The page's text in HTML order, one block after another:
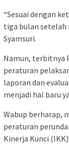
“Sesuai dengan
tiga bulan setelah
Syamsuri.
Namun, terbitnya
peraturan
laporan dan
menjadi hal baru
Wabup berharap,
peraturan
Kinerja Kunci